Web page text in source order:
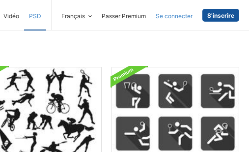
Vidéo PSD Français Passer Premium Se connecter S'inscrire